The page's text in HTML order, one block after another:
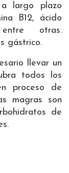
largo plazo
B12, ácido
otras.
gástrico.
llevar un
todos los
proceso de
magras son
de